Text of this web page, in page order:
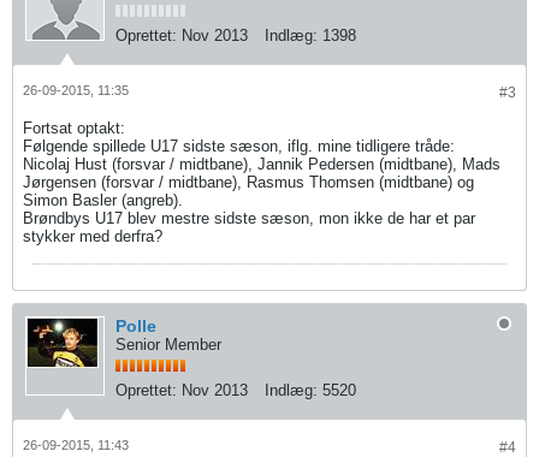
Oprettet: Nov 2013 Indlæg: 1398
#3
26-09-2015, 11:35
Fortsat optakt:
Følgende spillede U17 sidste sæson, iflg. mine tidligere tråde:
Nicolaj Hust (forsvar / midtbane), Jannik Pedersen (midtbane), Mads
Jørgensen (forsvar / midtbane), Rasmus Thomsen (midtbane) og
Simon Basler (angreb).
Brøndbys U17 blev mestre sidste sæson, mon ikke de har et par
stykker med derfra?
Polle
Senior Member
Oprettet: Nov 2013 Indlæg: 5520
#4
26-09-2015, 11:43